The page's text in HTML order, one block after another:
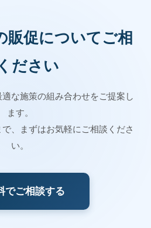
販促についてご相
ださい
な施策の組み合わせをご提案し
ます。
、まずはお気軽にご相談くださ
い。
でご相談する